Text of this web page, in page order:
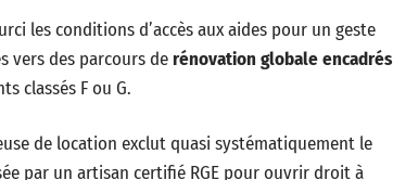
les conditions d’accès aux aides pour un geste
vers des parcours derénovation globale encadrés
classés F ou G.
de location exclut quasi systématiquement le
par un artisan certifié RGE pour ouvrir droit à